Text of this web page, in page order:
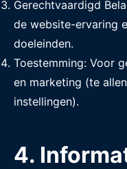
Gerechtvaardigd
de website-ervaring
doeleinden.
Toestemming: Voor
en marketing (te
instellingen).
4.